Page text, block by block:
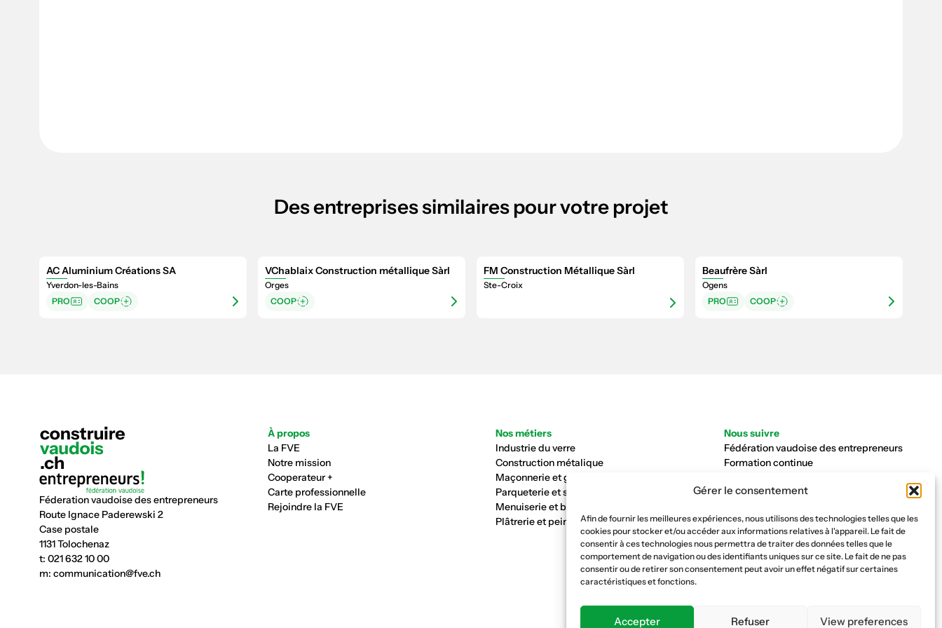
Gérer le consentement
Afin de fournir les meilleures expériences, nous utilisons des technologies telles que les
cookies pour stocker et/ou accéder aux informations relatives à l'appareil. Le fait de
consentir à ces technologies nous permettra de traiter des données telles que le
comportement de navigation ou des identifiants uniques sur ce site. Le fait de ne pas
consentir ou de retirer son consentement peut avoir un effet négatif sur certaines
caractéristiques et fonctions.
Accepter Refuser View preferences
Des entreprises similaires pour votre projet
AC Aluminium Créations SA
Yverdon-les-Bains
PRO
COOP
VChablaix Construction métallique Sàrl
Orges
COOP
FM Construction Métallique Sàrl
Ste-Croix
Beaufrère Sàrl
Ogens
PRO
COOP
Féderation vaudoise des entrepreneurs
Route Ignace Paderewski 2
Case postale
1131 Tolochenaz
t: 021 632 10 00
m: communication@fve.ch
À propos
La FVE
Notre mission
Cooperateur +
Carte professionnelle
Rejoindre la FVE
Nos métiers
Industrie du verre
Construction métalique
Maçonnerie et génie civil
Parqueterie et sols
Menuiserie et bois
Plâtrerie et peinture
Nous suivre
Fédération vaudoise des entrepreneurs
Formation continue
Caisse AVS 66.1